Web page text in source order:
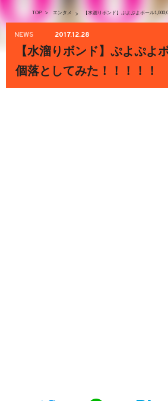
TOP > エンタメ >
NEWS 2017.12.28
【水溜りボンド】ぷよぷよ
個落としてみた！！！！！